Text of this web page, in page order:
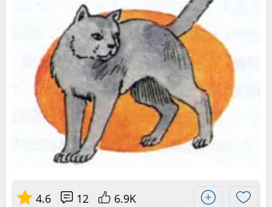
4.6 12 6.9K